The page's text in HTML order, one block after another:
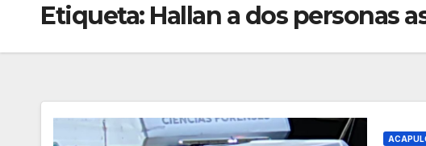
Etiqueta: Hallan a dos personas